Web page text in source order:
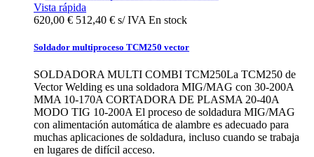
Vista rápida
620,00 € 512,40 € s/ IVA En stock
Soldador multiproceso TCM250 vector
SOLDADORA MULTI COMBI TCM250La TCM250 de
Vector Welding es una soldadora MIG/MAG con 30-200A
MMA 10-170A CORTADORA DE PLASMA 20-40A
MODO TIG 10-200A El proceso de soldadura MIG/MAG
con alimentación automática de alambre es adecuado para
muchas aplicaciones de soldadura, incluso cuando se trabaja
en lugares de difícil acceso.